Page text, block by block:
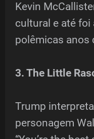
Kevin
cultural e até foi
polêmicas anos
3. The Little
Trump
personagem